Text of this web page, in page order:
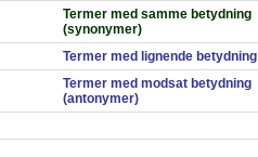
Termer med samme betydning
(synonymer)
Termer med lignende betydning
Termer med modsat betydning
(antonymer)